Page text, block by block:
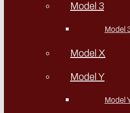
Model 3
Model
Model X
Model Y
Model